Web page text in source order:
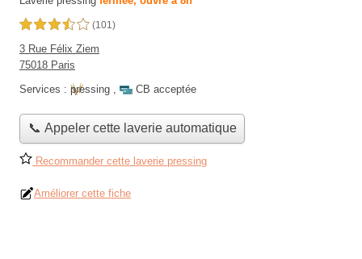
3,5 étoiles sur 5 (101)
3 Rue Félix Ziem
75018 Paris
Services : pressing , CB acceptée
📞 Appeler cette laverie automatique
Recommander cette laverie pressing
Améliorer cette fiche